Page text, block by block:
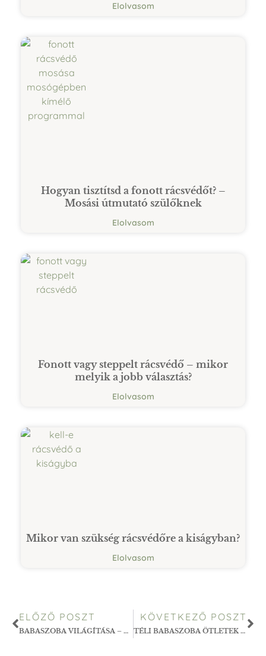
Elolvasom
Hogyan tisztítsd a fonott rácsvédőt? –
Mosási útmutató szülőknek
Elolvasom
Fonott vagy steppelt rácsvédő – mikor
melyik a jobb választás?
Elolvasom
Mikor van szükség rácsvédőre a kiságyban?
Elolvasom
ELŐZŐ POSZT
BABASZOBA VILÁGÍTÁSA – HOGYAN TEREMTS NYUGODT KÖRNYEZETET?
KÖVETKEZŐ POSZT
TÉLI BABASZOBA ÖTLETEK – HOGYAN TARTSD MELEGEN ÉS BARÁTSÁGOSAN?